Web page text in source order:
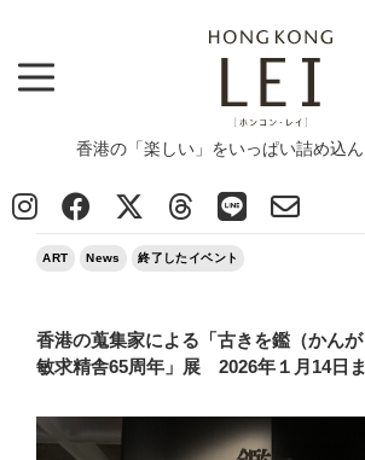
香港の「楽しい」をいっぱい詰め込
ART
>
2025/09/09
ART News 終了したイベント
香港の蒐集家による「古きを鑑（かん
敏求精舎65周年」展 2026年１月14日